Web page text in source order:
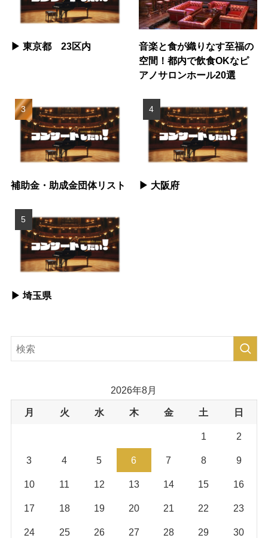
▶︎ 東京都 23区内
音楽と食が織りなす至福の
空間！都内で飲食OKなピ
アノサロンホール20選
補助金・助成金団体リスト ▶︎ 大阪府
▶︎ 埼玉県
2026年8月
月 火 水 木 金 土 日
1 2
3 4 5 6 7 8 9
10 11 12 13 14 15 16
17 18 19 20 21 22 23
24 25 26 27 28 29 30